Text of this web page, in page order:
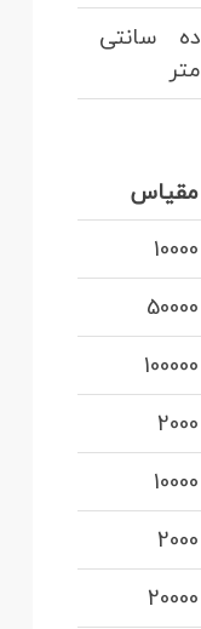
ده سانتی
متر
مقیاس
10000
50000
100000
2000
10000
2000
20000